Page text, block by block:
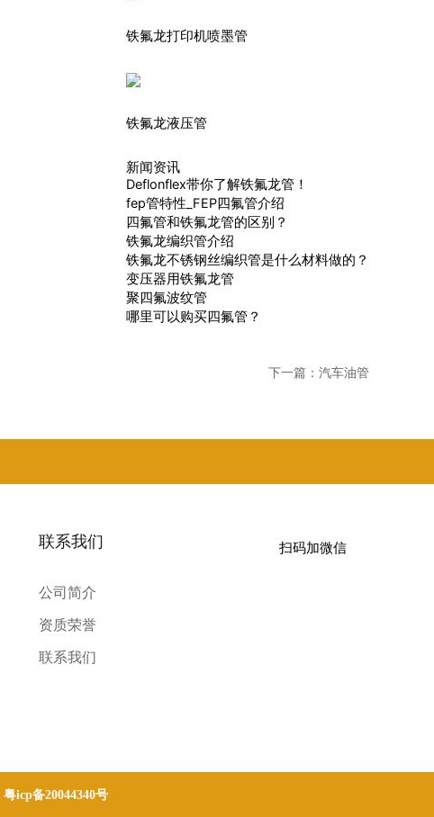
铁氟龙打印机喷墨管
铁氟龙液压管
新闻资讯
Deflonflex带你了解铁氟龙管！
fep管特性_FEP四氟管介绍
四氟管和铁氟龙管的区别？
铁氟龙编织管介绍
铁氟龙不锈钢丝编织管是什么材料做的？
变压器用铁氟龙管
聚四氟波纹管
哪里可以购买四氟管？
下一篇： 汽车油管
联系我们
公司简介
资质荣誉
联系我们
扫码加微信
粤icp备20044340号